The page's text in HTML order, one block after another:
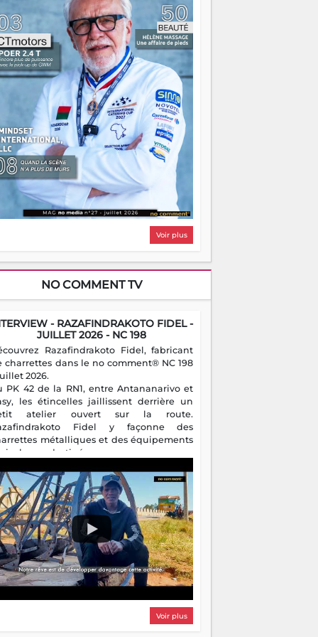
on pourrait s'arrêter là, applaudir et
chez soi satisfait. Mais ce serait
à côté d'une chose essentielle. La
ça brûle fort — et parfois, ça brûle
Une flamme sans direction peut
autant qu'elle peut consumer. C'est
que les aînés entrent en scène — pas
reprendre le gouvernail, mais pour
où sont les récifs. Les jeunes ont la
les vieux ont l'expérience, comme on
Ce n'est pas un combat de générations
c'est une question d'équipage. Partagez
réussites, mais aussi vos échecs. Surtout
échecs, d'ailleurs — ils enseignent
que n'importe quel manuel. À
la barque avance. Il faut juste
que tout le monde rame dans le
Voir plus
NO COMMENT TV
- RAZAFINDRAKOTO FIDEL -
JUILLET 2026 - NC 198
Razafindrakoto Fidel, fabricant
charrettes dans le no comment® NC 198
2026.
PK 42 de la RN1, entre Antananarivo et
les étincelles jaillissent derrière un
atelier ouvert sur la route.
Fidel y façonne des
métalliques et des équipements
destinés aux campagnes
il perpétue un métier discret mais
Voir plus